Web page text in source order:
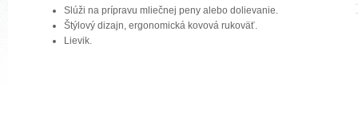
Slúži na prípravu mliečnej peny alebo dolievanie.
Štýlový dizajn, ergonomická kovová rukoväť.
Lievik.